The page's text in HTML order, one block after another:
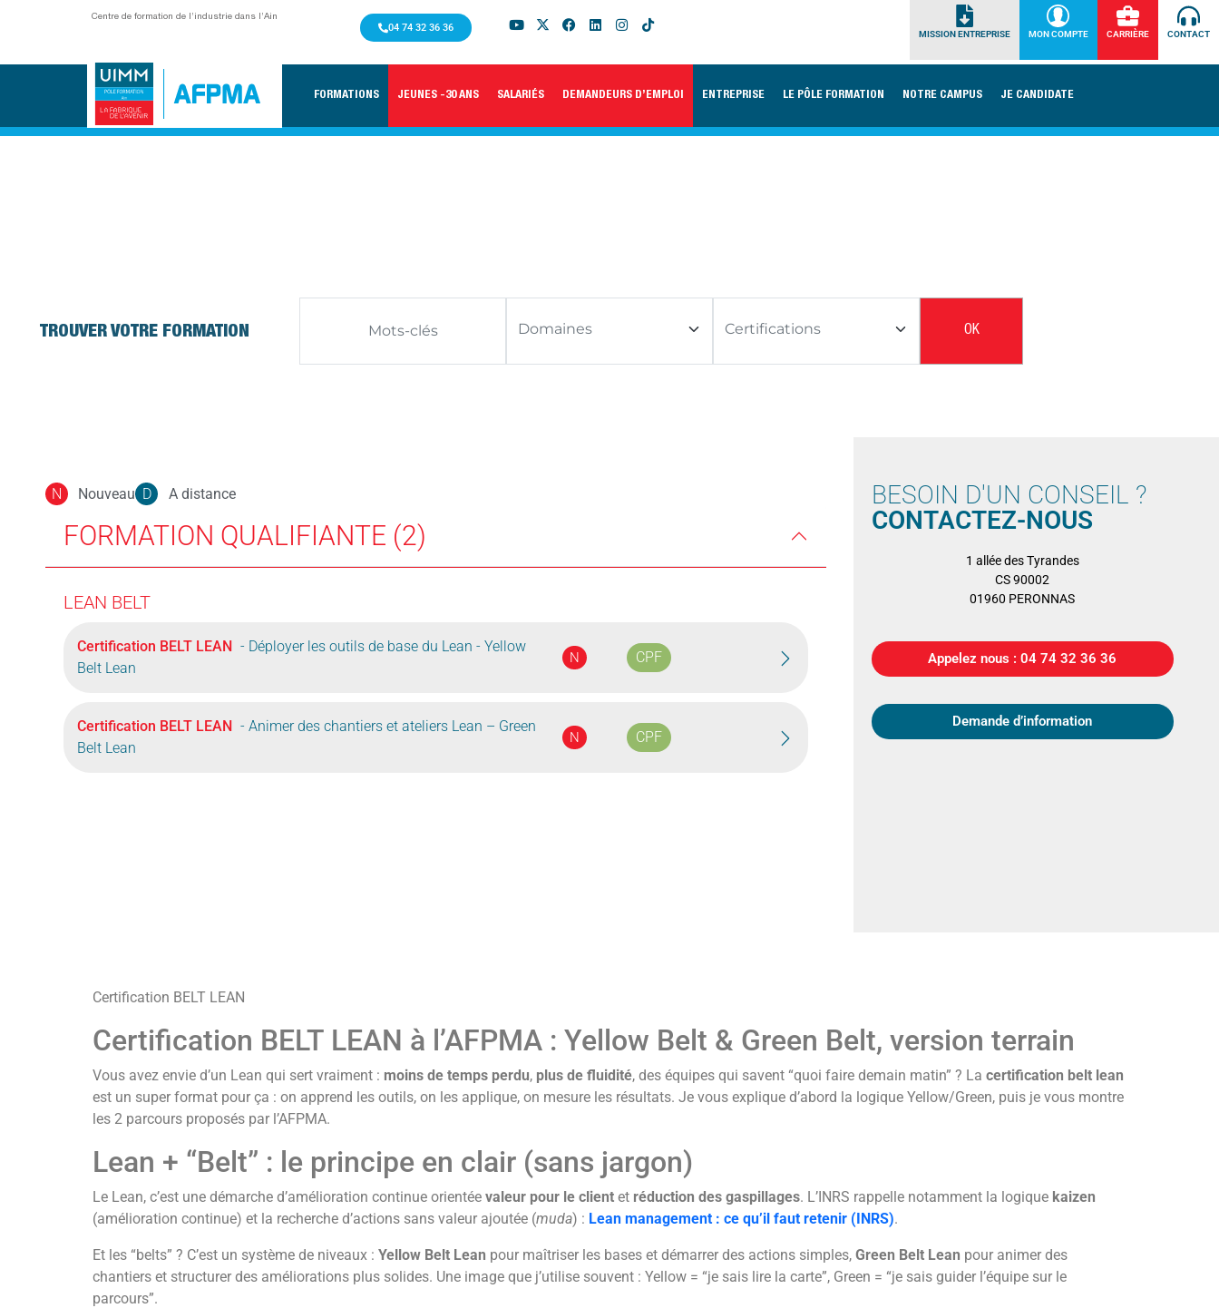
Centre de formation de l’industrie dans l’Ain
04 74 32 36 36
MISSION ENTREPRISE MON COMPTE CARRIÈRE CONTACT
FORMATIONS JEUNES -30 ANS SALARIÉS DEMANDEURS D’EMPLOI ENTREPRISE LE PÔLE FORMATION NOTRE CAMPUS JE CANDIDATE
TROUVER VOTRE FORMATION OK
N Nouveau D A distance
FORMATION QUALIFIANTE (2)
LEAN BELT
Certification BELT LEAN - Déployer les outils de base du Lean - Yellow
Belt Lean
N CPF
Certification BELT LEAN - Animer des chantiers et ateliers Lean – Green
Belt Lean
N CPF
BESOIN D'UN CONSEIL ?
CONTACTEZ-NOUS
1 allée des Tyrandes
CS 90002
01960 PERONNAS
Appelez nous : 04 74 32 36 36
Demande d’information
Certification BELT LEAN
Certification BELT LEAN à l’AFPMA : Yellow Belt & Green Belt, version terrain
Vous avez envie d’un Lean qui sert vraiment : moins de temps perdu, plus de fluidité, des équipes qui savent “quoi faire demain matin” ? La certification belt lean
est un super format pour ça : on apprend les outils, on les applique, on mesure les résultats. Je vous explique d’abord la logique Yellow/Green, puis je vous montre
les 2 parcours proposés par l’AFPMA.
Lean + “Belt” : le principe en clair (sans jargon)
Le Lean, c’est une démarche d’amélioration continue orientée valeur pour le client et réduction des gaspillages. L’INRS rappelle notamment la logique kaizen
(amélioration continue) et la recherche d’actions sans valeur ajoutée (muda) : Lean management : ce qu’il faut retenir (INRS).
Et les “belts” ? C’est un système de niveaux : Yellow Belt Lean pour maîtriser les bases et démarrer des actions simples, Green Belt Lean pour animer des
chantiers et structurer des améliorations plus solides. Une image que j’utilise souvent : Yellow = “je sais lire la carte”, Green = “je sais guider l’équipe sur le
parcours”.